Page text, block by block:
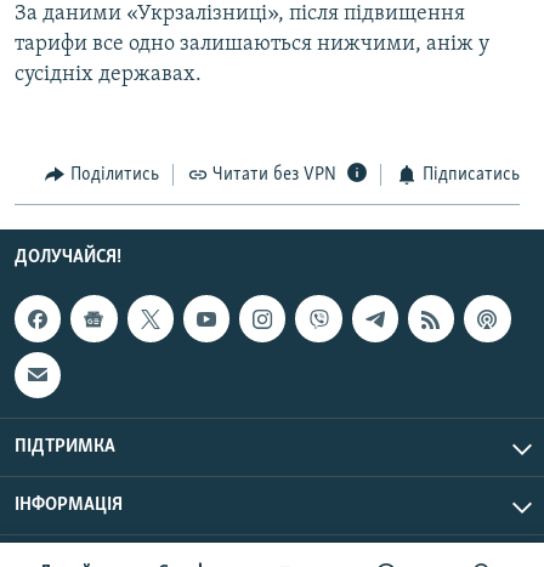
Усі сайти RFE/RL
За даними «Укрзалізниці», після підвищення
тарифи все одно залишаються нижчими, аніж у
сусідніх державах.
Поділитись Читати без VPN Підписатись
ДОЛУЧАЙСЯ!
ПІДТРИМКА
ІНФОРМАЦІЯ